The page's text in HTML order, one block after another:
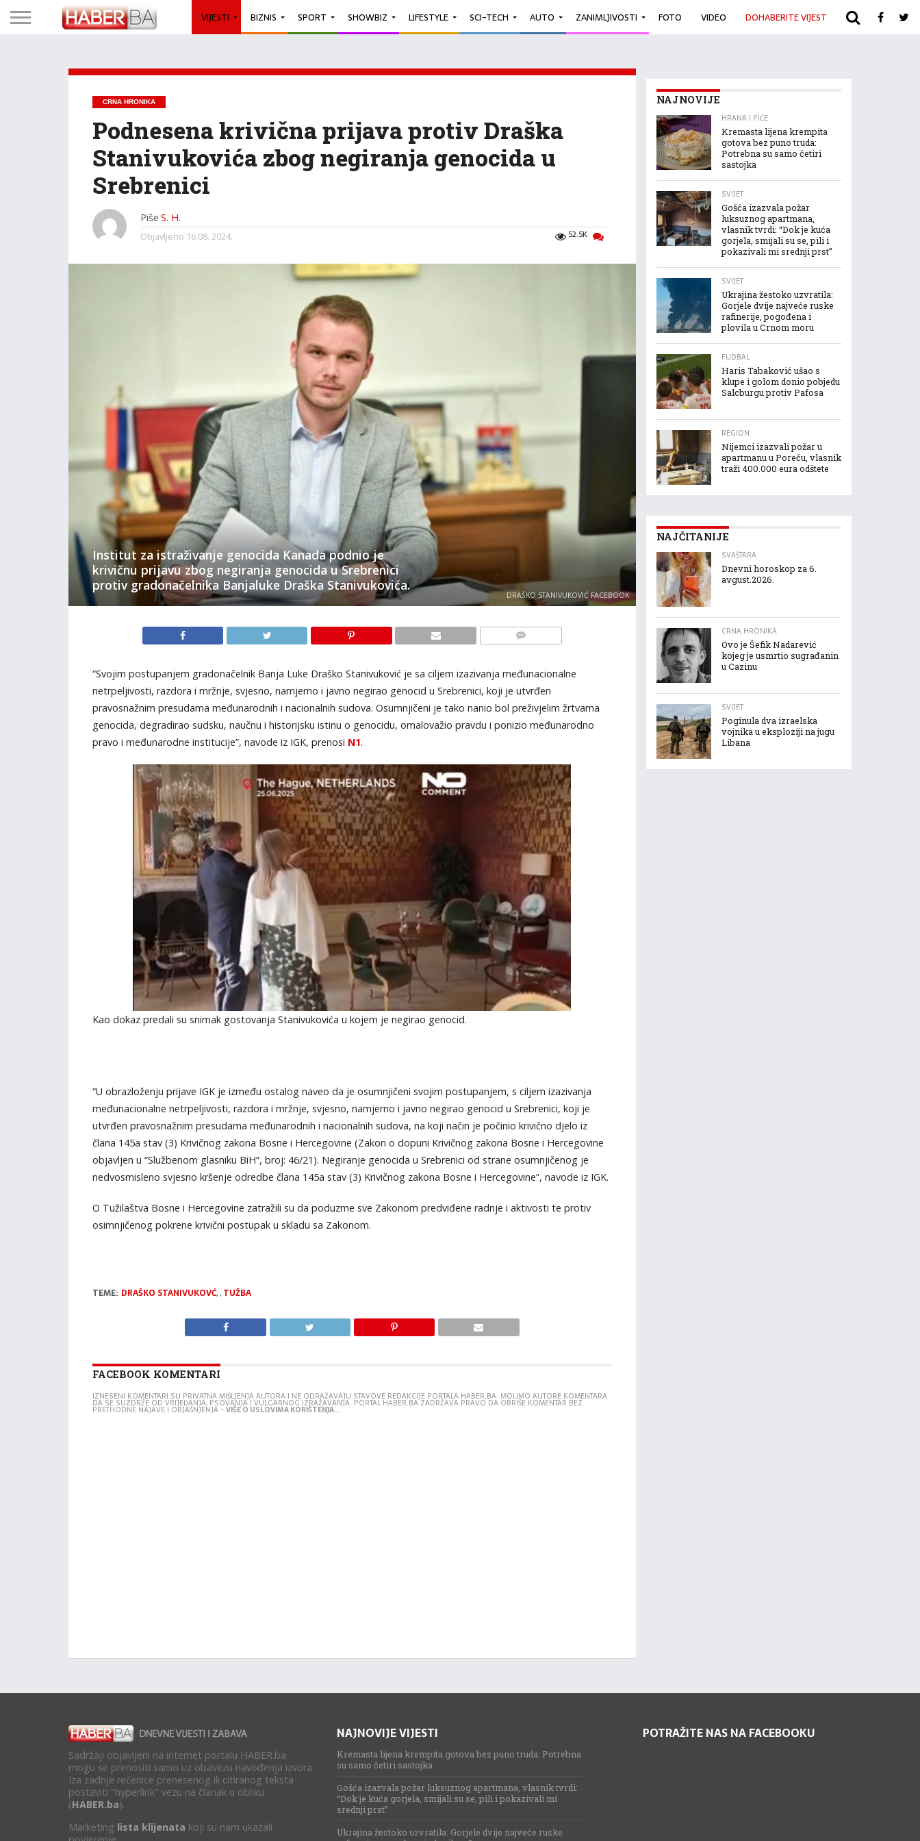
VIJESTI BIZNIS SPORT SHOWBIZ LIFESTYLE SCI-TECH AUTO ZANIMLJIVOSTI FOTO VIDEO DOHABERITE VIJEST ARHIVA
CRNA HRONIKA
Podnesena krivična prijava protiv Draška
Stanivukovića zbog negiranja genocida u
Srebrenici
Piše S. H.
52.5K
Objavljeno 16.08. 2024.
Institut za istraživanje genocida Kanada podnio je
krivičnu prijavu zbog negiranja genocida u Srebrenici
protiv gradonačelnika Banjaluke Draška Stanivukovića.
DRAŠKO STANIVUKOVIĆ FACEBOOK
“Svojim postupanjem gradonačelnik Banja Luke Draško Stanivuković je sa ciljem izazivanja međunacionalne
netrpeljivosti, razdora i mržnje, svjesno, namjerno i javno negirao genocid u Srebrenici, koji je utvrđen
pravosnažnim presudama međunarodnih i nacionalnih sudova. Osumnjičeni je tako nanio bol preživjelim žrtvama
genocida, degradirao sudsku, naučnu i historijsku istinu o genocidu, omalovažio pravdu i ponizio međunarodno
pravo i međunarodne institucije”, navode iz IGK, prenosi N1.
Kao dokaz predali su snimak gostovanja Stanivukovića u kojem je negirao genocid.
“U obrazloženju prijave IGK je između ostalog naveo da je osumnjičeni svojim postupanjem, s ciljem izazivanja
međunacionalne netrpeljivosti, razdora i mržnje, svjesno, namjerno i javno negirao genocid u Srebrenici, koji je
utvrđen pravosnažnim presudama međunarodnih i nacionalnih sudova, na koji način je počinio krivično djelo iz
člana 145a stav (3) Krivičnog zakona Bosne i Hercegovine (Zakon o dopuni Krivičnog zakona Bosne i Hercegovine
objavljen u “Službenom glasniku BiH”, broj: 46/21). Negiranje genocida u Srebrenici od strane osumnjičenog je
nedvosmisleno svjesno kršenje odredbe člana 145a stav (3) Krivičnog zakona Bosne i Hercegovine”, navode iz IGK.
O Tužilaštva Bosne i Hercegovine zatražili su da poduzme sve Zakonom predviđene radnje i aktivosti te protiv
osimnjičenog pokrene krivični postupak u skladu sa Zakonom.
TEME: DRAŠKO STANIVUKOVĆ,, TUŽBA
FACEBOOK KOMENTARI
IZNESENI KOMENTARI SU PRIVATNA MIŠLJENJA AUTORA I NE ODRAŽAVAJU STAVOVE REDAKCIJE PORTALA HABER.BA. MOLIMO AUTORE KOMENTARA
DA SE SUZDRŽE OD VRIJEĐANJA, PSOVANJA I VULGARNOG IZRAŽAVANJA. PORTAL HABER.BA ZADRŽAVA PRAVO DA OBRIŠE KOMENTAR BEZ
PRETHODNE NAJAVE I OBJAŠNJENJA -VIŠE O USLOVIMA KORIŠTENJA...
NAJNOVIJE
HRANA I PIĆE
Kremasta lijena krempita
gotova bez puno truda:
Potrebna su samo četiri
sastojka
SVIJET
Gošća izazvala požar
luksuznog apartmana,
vlasnik tvrdi: “Dok je kuća
gorjela, smijali su se, pili i
pokazivali mi srednji prst”
SVIJET
Ukrajina žestoko uzvratila:
Gorjele dvije najveće ruske
rafinerije, pogođena i
plovila u Crnom moru
FUDBAL
Haris Tabaković ušao s
klupe i golom donio pobjedu
Salcburgu protiv Pafosa
REGION
Nijemci izazvali požar u
apartmanu u Poreču, vlasnik
traži 400.000 eura odštete
NAJČITANIJE
SVAŠTARA
Dnevni horoskop za 6.
avgust.2026.
CRNA HRONIKA
Ovo je Šefik Nadarević
kojeg je usmrtio sugrađanin
u Cazinu
SVIJET
Poginula dva izraelska
vojnika u eksploziji na jugu
Libana
Sadržaji objavljeni na internet portalu HABER.ba
mogu se prenositi samo uz obavezu navođenja izvora.
Iza zadnje rečenice prenesenog ili citiranog teksta
postaviti "hyperlink" vezu na članak u obliku
(HABER.ba).
Marketing lista klijenata koji su nam ukazali
NAJNOVIJE VIJESTI
Kremasta lijena krempita gotova bez puno truda: Potrebna
su samo četiri sastojka
Gošća izazvala požar luksuznog apartmana, vlasnik tvrdi:
“Dok je kuća gorjela, smijali su se, pili i pokazivali mi
srednji prst”
Ukrajina žestoko uzvratila: Gorjele dvije najveće ruske
POTRAŽITE NAS NA FACEBOOKU